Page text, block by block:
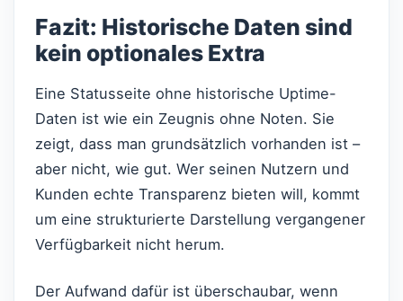
Fazit: Historische Daten sind
kein optionales Extra
Eine Statusseite ohne historische Uptime-
Daten ist wie ein Zeugnis ohne Noten. Sie
zeigt, dass man grundsätzlich vorhanden ist –
aber nicht, wie gut. Wer seinen Nutzern und
Kunden echte Transparenz bieten will, kommt
um eine strukturierte Darstellung vergangener
Verfügbarkeit nicht herum.
Der Aufwand dafür ist überschaubar, wenn